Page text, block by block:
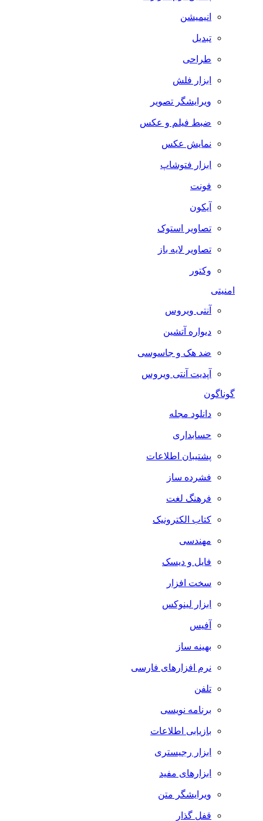
انیمیشن
تبدیل
طراحی
ابزار فلش
ویرایشگر تصویر
ضبط فيلم و عكس
نمایش عکس
ابزار فتوشاپ
فونت
آیکون
تصاویر استوک
تصاویر لایه باز
وکتور
امنیتی
آنتی ویروس
دیواره آتشین
ضد هک و جاسوسی
آپدیت آنتی ویروس
گوناگون
دانلود مجله
حسابداری
پشتیبان اطلاعات
فشرده ساز
فرهنگ لغت
کتاب الکترونیک
مهندسی
فایل و دیسک
سخت افزار
ابزار لینوکس
آفیس
بهینه ساز
نرم افزارهای فارسی
تلفن
برنامه نویسی
بازیابی اطلاعات
ابزار رجیستری
ابزارهای مفید
ویرایشگر متن
قفل گذار